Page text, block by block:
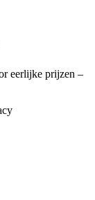
eerlijke prijzen –